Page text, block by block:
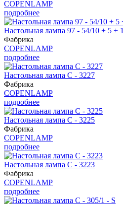
COPENLAMP
подробнее
Настольная лампа 97 - 54/10 + 5 + 1
Фабрика
COPENLAMP
подробнее
Настольная лампа С - 3227
Фабрика
COPENLAMP
подробнее
Настольная лампа С - 3225
Фабрика
COPENLAMP
подробнее
Настольная лампа С - 3223
Фабрика
COPENLAMP
подробнее